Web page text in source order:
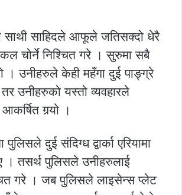
साहिदले आफूले जतिसक्दो धेरै
चोर्ने निश्चित गरे । सुरुमा सबै
। उनीहरुले केही महँगा दुई पाङ्ग्रे
उनीहरुको यस्तो व्यवहारले
गर्‍यो ।
पुलिसले दुई संदिग्ध द्वार्का एरियामा
। तसर्थ पुलिसले उनीहरुलाई
गरे । जब पुलिसले लाइसेन्स प्लेट